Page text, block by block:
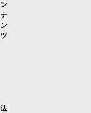
ン
テ
ン
ツ
法